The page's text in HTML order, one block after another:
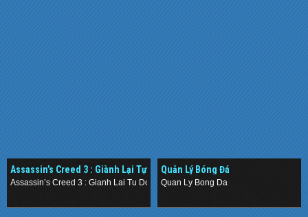
Assassin’s Creed 3 : Giành Lại Tự
Do
Assassin’s Creed 3 : Gianh Lai Tu Do
Quản Lý Bóng Đá
Quan Ly Bong Da